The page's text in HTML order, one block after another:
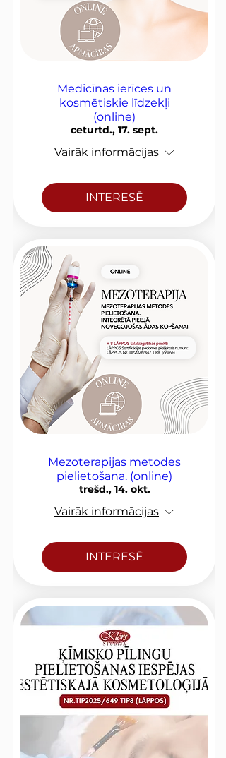
Medicīnas ierīces un
kosmētiskie līdzekļi
(online)
ceturtd., 17. sept.
Vairāk informācijas
INTERESĒ
Mezoterapijas metodes
pielietošana. (online)
trešd., 14. okt.
Vairāk informācijas
INTERESĒ